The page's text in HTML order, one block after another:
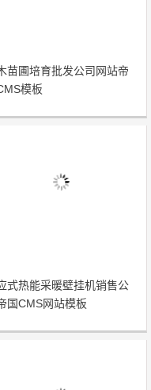
苗圃培育批发公司网站帝
模板
式热能采暖壁挂机销售公
国CMS网站模板